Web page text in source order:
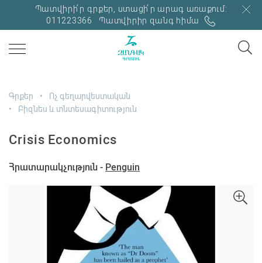
Պատվիրի՛ր գրքեր, ստացի՛ր արագ առաքում:
011223366
Պատվիրիր զանգ հիմա
Գրքեր
Ոչ գեղարվեստական
Բիզնես և տնտեսագիտություն
Crisis Economics
Հրատարակչություն - Penguin